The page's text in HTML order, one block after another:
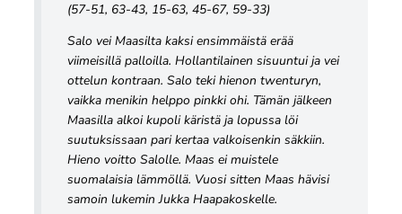
(57-51, 63-43, 15-63, 45-67, 59-33)
Salo vei Maasilta kaksi ensimmäistä erää
viimeisillä palloilla. Hollantilainen sisuuntui ja vei
ottelun kontraan. Salo teki hienon twenturyn,
vaikka menikin helppo pinkki ohi. Tämän jälkeen
Maasilla alkoi kupoli käristä ja lopussa löi
suutuksissaan pari kertaa valkoisenkin säkkiin.
Hieno voitto Salolle. Maas ei muistele
suomalaisia lämmöllä. Vuosi sitten Maas hävisi
samoin lukemin Jukka Haapakoskelle.